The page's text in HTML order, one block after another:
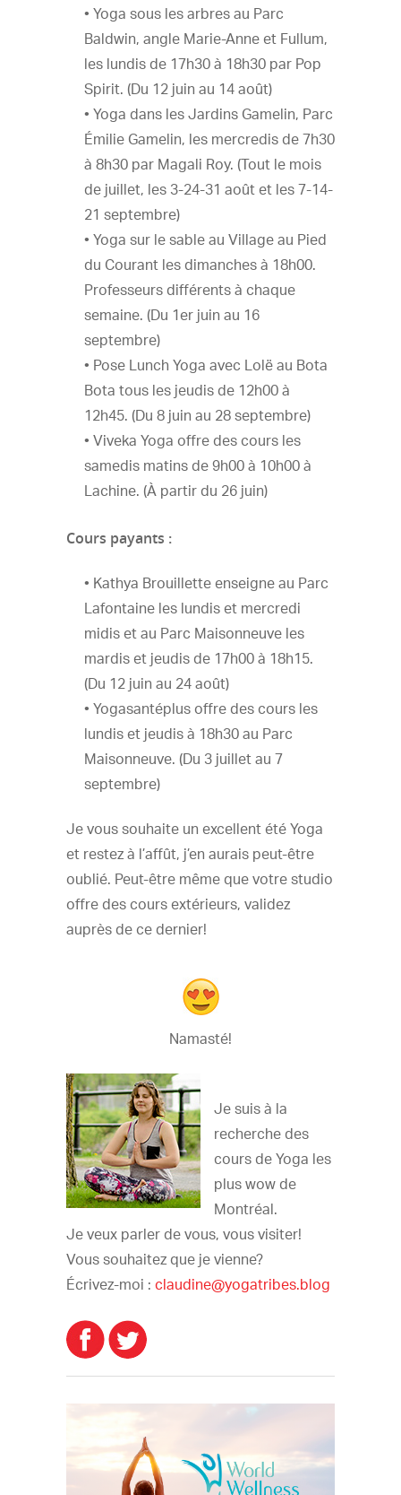
• Yoga sous les arbres au Parc
Baldwin, angle Marie-Anne et Fullum,
les lundis de 17h30 à 18h30 par Pop
Spirit. (Du 12 juin au 14 août)
• Yoga dans les Jardins Gamelin, Parc
Émilie Gamelin, les mercredis de 7h30
à 8h30 par Magali Roy. (Tout le mois
de juillet, les 3-24-31 août et les 7-14-
21 septembre)
• Yoga sur le sable au Village au Pied
du Courant les dimanches à 18h00.
Professeurs différents à chaque
semaine. (Du 1er juin au 16
septembre)
• Pose Lunch Yoga avec Lolë au Bota
Bota tous les jeudis de 12h00 à
12h45. (Du 8 juin au 28 septembre)
• Viveka Yoga offre des cours les
samedis matins de 9h00 à 10h00 à
Lachine. (À partir du 26 juin)
Cours payants :
• Kathya Brouillette enseigne au Parc
Lafontaine les lundis et mercredi
midis et au Parc Maisonneuve les
mardis et jeudis de 17h00 à 18h15.
(Du 12 juin au 24 août)
• Yogasantéplus offre des cours les
lundis et jeudis à 18h30 au Parc
Maisonneuve. (Du 3 juillet au 7
septembre)
Je vous souhaite un excellent été Yoga
et restez à l’affût, j’en aurais peut-être
oublié. Peut-être même que votre studio
offre des cours extérieurs, validez
auprès de ce dernier!
Namasté!
Je suis à la
recherche des
cours de Yoga les
plus wow de
Montréal.
Je veux parler de vous, vous visiter!
Vous souhaitez que je vienne?
Écrivez-moi :claudine@yogatribes.blog